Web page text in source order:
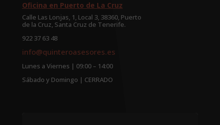
Oficina en Puerto de La Cruz
Calle Las Lonjas, 1, Local 3, 38360, Puerto
de la Cruz, Santa Cruz de Tenerife.
922 37 63 48
info@quinteroasesores.es
Lunes a Viernes | 09:00 – 14:00
Sábado y Domingo | CERRADO